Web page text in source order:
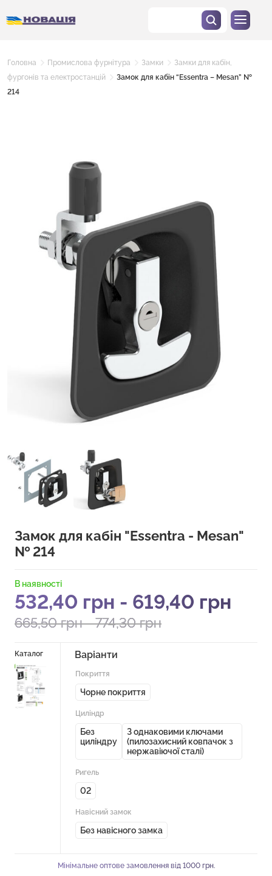
Головна Промислова фурнітура Замки
Замки для кабін,
фургонів та електростанцій
Замок для кабін “Essentra – Mesan” №
214
Замок для кабін "Essentra - Mesan"
№ 214
В наявності
532,40 грн - 619,40 грн
665,50грн-774,30грн
Каталог Варіанти
Покриття
Чорне покриття
Циліндр
Без
циліндру
З однаковими ключами
(пилозахисний ковпачок з
нержавіючої сталі)
Ригель
02
Навісний замок
Без навісного замка
Мінімальне оптове замовлення від 1000 грн.